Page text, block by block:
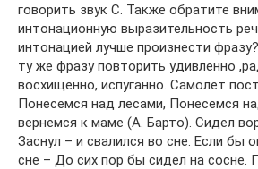
говорить звук С. Также обратите
интонационную выразительность
интонацией лучше произнести
ту же фразу повторить удивленно
восхищенно, испуганно. Самолет
Понесемся над лесами, Понесемся
вернемся к маме (А. Барто). Сидел
Заснул – и свалился во сне. Если бы
сне – До сих пор бы сидел на сосне.